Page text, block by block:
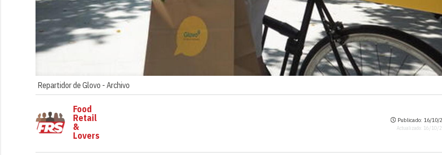
Repartidor de Glovo - Archivo
Food
Retail
&
Lovers
Publicado: 16/10/
Actualizado: 16/10/